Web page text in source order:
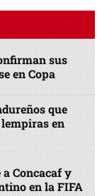
sus
en Copa
que
en
Concacaf y
en la FIFA